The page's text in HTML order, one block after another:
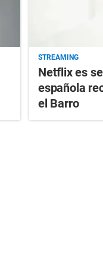
STREAMING
Netflix es
española
el Barro